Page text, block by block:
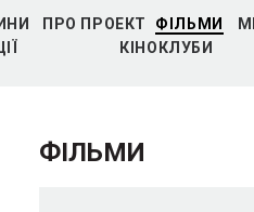
ПРО ПРОЕКТ ФІЛЬМИ
КІНОКЛУБИ
ФІЛЬМИ